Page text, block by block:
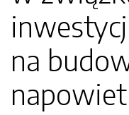
na